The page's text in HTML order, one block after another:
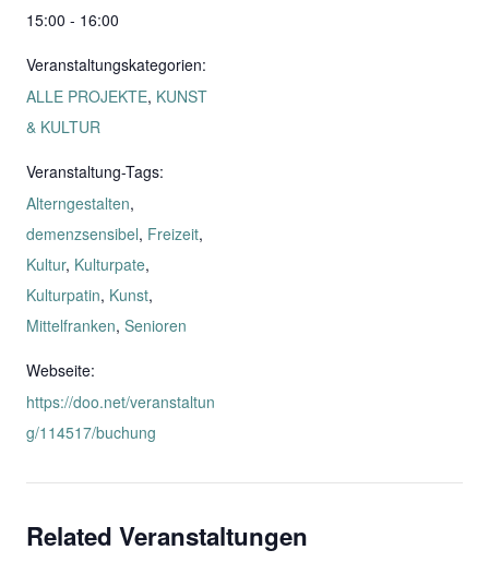
15:00 - 16:00
Veranstaltungskategorien:
ALLE PROJEKTE, KUNST
& KULTUR
Veranstaltung-Tags:
Alterngestalten,
demenzsensibel, Freizeit,
Kultur, Kulturpate,
Kulturpatin, Kunst,
Mittelfranken, Senioren
Webseite:
https://doo.net/veranstaltun
g/114517/buchung
Related Veranstaltungen